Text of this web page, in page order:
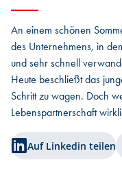
An einem schönen
des Unternehmens, in
und sehr schnell
Heute beschließt das
Schritt zu wagen. Doch
Lebenspartnerschaft
Auf Linkedin teilen